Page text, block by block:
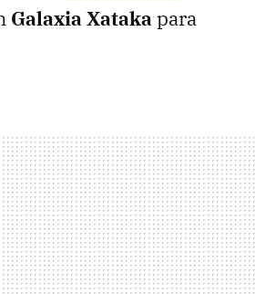
Galaxia Xataka para